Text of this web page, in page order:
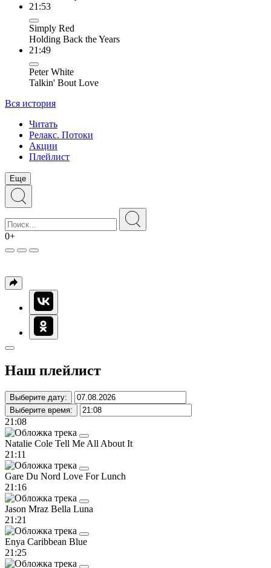
21:53
Simply Red
Holding Back the Years
21:49
Peter White
Talkin' Bout Love
Вся история
Читать
Релакс. Потоки
Акции
Плейлист
Еще
0+
Наш плейлист
Выберите дату:
Выберите время:
21:08
Natalie Cole Tell Me All About It
21:11
Gare Du Nord Love For Lunch
21:16
Jason Mraz Bella Luna
21:21
Enya Caribbean Blue
21:25